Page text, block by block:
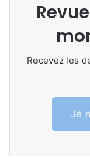
Recevez les
Je